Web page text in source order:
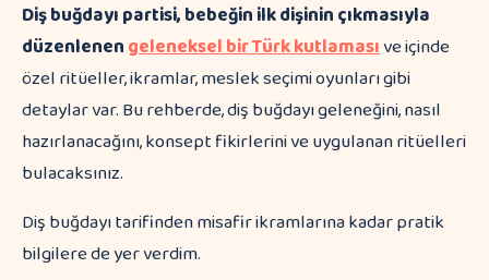
Diş buğdayı partisi, bebeğin ilk dişinin çıkmasıyla
düzenlenengeleneksel bir Türk kutlamasıve içinde
özel ritüeller, ikramlar, meslek seçimi oyunları gibi
detaylar var. Bu rehberde, diş buğdayı geleneğini, nasıl
hazırlanacağını, konsept fikirlerini ve uygulanan ritüelleri
bulacaksınız.
Diş buğdayı tarifinden misafir ikramlarına kadar pratik
bilgilere de yer verdim.